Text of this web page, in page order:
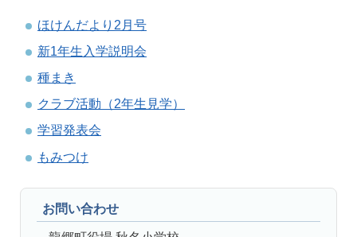
ほけんだより2月号
新1年生入学説明会
種まき
クラブ活動（2年生見学）
学習発表会
もみつけ
お問い合わせ